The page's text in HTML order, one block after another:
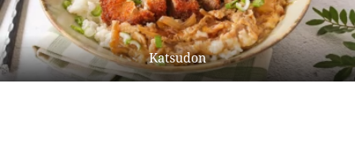
Katsudon